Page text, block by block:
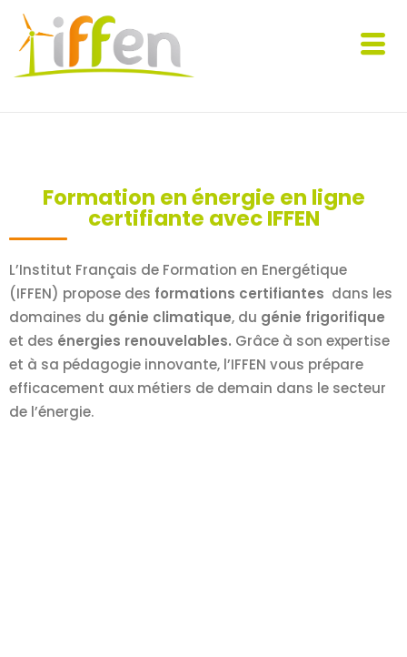
Formation en énergie en ligne
certifiante avec IFFEN
L’Institut Français de Formation en Energétique
(IFFEN) propose des formations certifiantes dans les
domaines du génie climatique, du génie frigorifique
et des énergies renouvelables. Grâce à son expertise
et à sa pédagogie innovante, l’IFFEN vous prépare
efficacement aux métiers de demain dans le secteur
de l’énergie.